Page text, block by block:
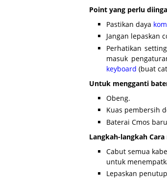
Point yang perlu
Pastikan daya
Jangan lepaskan
Perhatikan
masuk
keyboard (buat
Untuk mengganti
Obeng.
Kuas pembersih
Baterai Cmos
Langkah-langkah
Cabut semua
untuk
Lepaskan